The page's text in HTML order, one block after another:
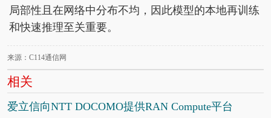
局部性且在网络中分布不均，因此模型的本地再训练
和快速推理至关重要。
来源：C114通信网
相关
爱立信向NTT DOCOMO提供RAN Compute平台